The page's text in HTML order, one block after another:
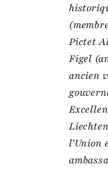
Pictet
Figel
ancien
l’Union